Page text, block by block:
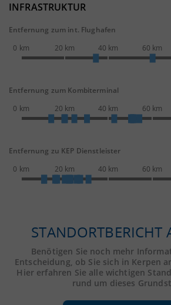
INFRASTRUKTUR
Entfernung zum int. Flughafen
0 km
20 km 40 km 60 km
Entfernung zum Kombiterminal
0 km
20 km 40 km 60 km
Entfernung zu KEP Dienstleister
0 km
20 km 40 km 60 km
STANDORTBERICHT
Benötigen Sie noch mehr
Entscheidung, ob Sie sich in Kerpen
Hier erfahren Sie alle wichtigen
rund um dieses